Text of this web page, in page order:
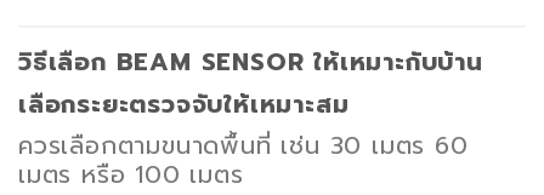
วิธีเลือก BEAM SENSOR ให้เหมาะกับบ้าน
เลือกระยะตรวจจับให้เหมาะสม
ควรเลือกตามขนาดพื้นที่ เช่น 30 เมตร 60
เมตร หรือ 100 เมตร